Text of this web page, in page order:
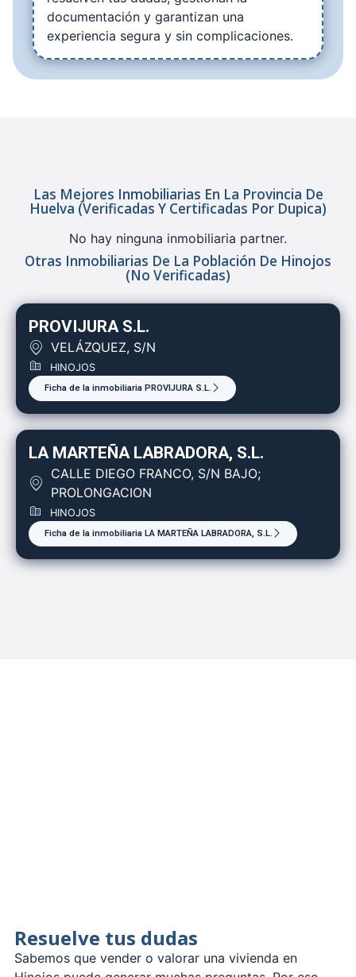
documentación y garantizan una
experiencia segura y sin complicaciones.
Las Mejores Inmobiliarias En La Provincia De
Huelva (verificadas Y Certificadas Por Dupica)
No hay ninguna inmobiliaria partner.
Otras Inmobiliarias De La Población De Hinojos
(no Verificadas)
PROVIJURA S.L.
VELÁZQUEZ, S/N
HINOJOS
Ficha de la inmobiliaria PROVIJURA S.L.
LA MARTEÑA LABRADORA, S.L.
CALLE DIEGO FRANCO, S/N BAJO;
PROLONGACION
HINOJOS
Ficha de la inmobiliaria LA MARTEÑA LABRADORA, S.L.
Resuelve tus dudas
Sabemos que vender o valorar una vivienda en